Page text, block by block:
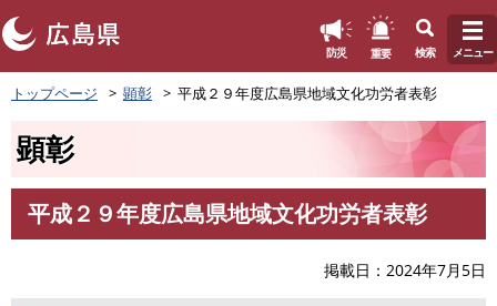
ペ
ー
頭
す
防災 重要 検索 メニュー
トップページ 顕彰 平成２９年度広島県地域文化功労者表彰
顕彰
文
平成２９年度広島県地域文化功労者表彰
掲載日 2024年7月5日